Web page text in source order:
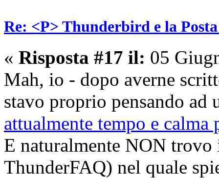
Re: <P> Thunderbird e la
« Risposta #17 il: 05
Mah, io - dopo averne
stavo proprio pensando ad
attualmente tempo e calma
E naturalmente NON
ThunderFAQ) nel quale